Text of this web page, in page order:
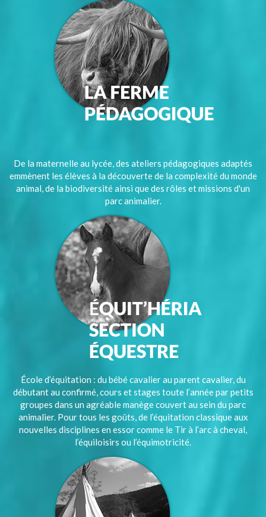
De la maternelle au lycée, des ateliers pédagogiques adaptés
emmènent les élèves à la découverte de la complexité du monde
animal, de la biodiversité ainsi que des rôles et missions d'un
parc animalier.
École d’équitation : du bébé cavalier au parent cavalier, du
débutant au confirmé, cours et stages toute l’année par petits
groupes dans un agréable manège couvert au sein du parc
animalier. Pour tous les goûts, de l’équitation classique aux
nouvelles disciplines en essor comme le Tir à l’arc à cheval,
l’équiloisirs ou l’équimotricité.